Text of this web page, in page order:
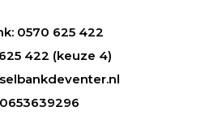
0570 625 422
422 (keuze 4)